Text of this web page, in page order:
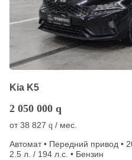
Kia K5
2 050 000 q
от38 827 q / мес.
Автомат • Передний привод •
2.5 л. / 194 л.с. • Бензин